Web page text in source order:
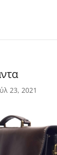
23, 2021